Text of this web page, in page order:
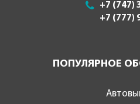
+7 (747)
+7 (777)
ПОПУЛЯРНОЕ